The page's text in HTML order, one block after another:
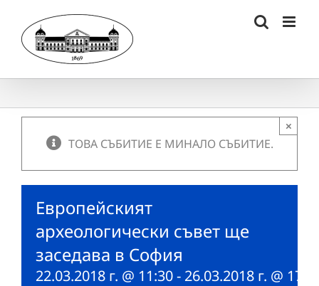
content
ТОВА СЪБИТИЕ Е МИНАЛО СЪБИТИЕ.
×
Европейският
археологически съвет ще
заседава в София
22.03.2018 г. @ 11:30- 26.03.2018 г. @